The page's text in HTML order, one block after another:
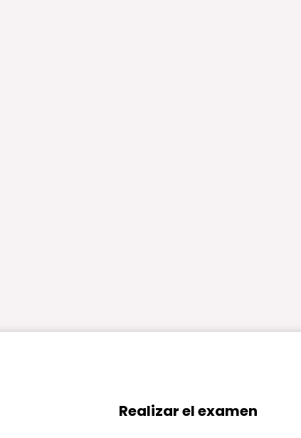
Realizar el examen